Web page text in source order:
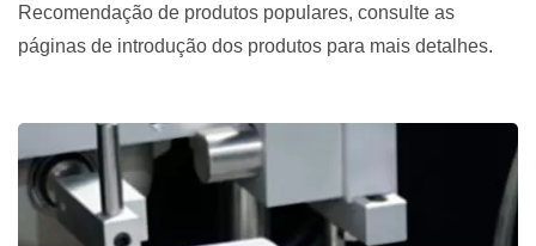
Recomendação de produtos populares, consulte as
páginas de introdução dos produtos para mais detalhes.